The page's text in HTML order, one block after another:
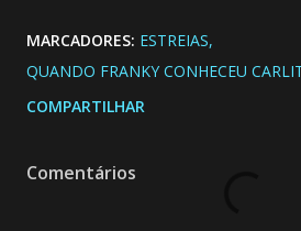
MARCADORES: ESTREIAS
QUANDO FRANKY CONHECEU
COMPARTILHAR
Comentários